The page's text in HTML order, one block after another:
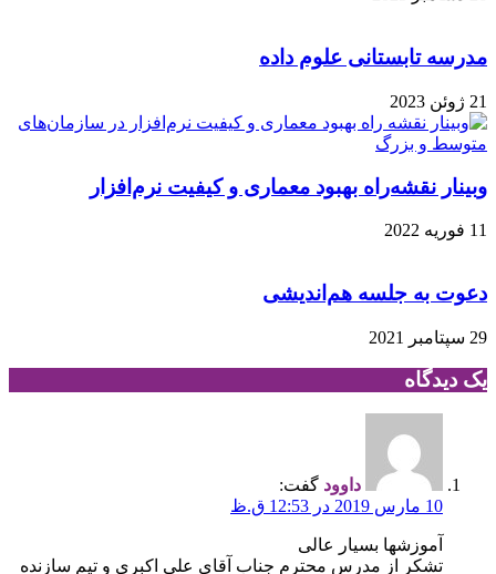
مدرسه تابستانی علوم داده
21 ژوئن 2023
وبینار نقشه‌راه بهبود معماری و کیفیت نرم‌افزار
11 فوریه 2022
دعوت به جلسه هم‌اندیشی
29 سپتامبر 2021
یک دیدگاه
داوود گفت:
10 مارس 2019 در 12:53 ق.ظ
آموزشها بسیار عالی
تشکر از مدرس محترم جناب آقای علی اکبری و تیم سازنده